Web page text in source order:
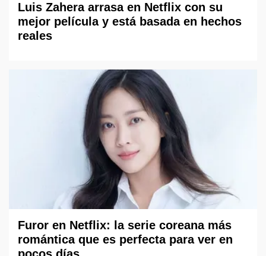
Luis Zahera arrasa en Netflix con su
mejor película y está basada en hechos
reales
Furor en Netflix: la serie coreana más
romántica que es perfecta para ver en